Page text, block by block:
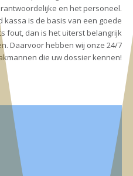
en het personeel.
kassa is de basis van een goede
fout, dan is het uiterst belangrijk
Daarvoor hebben wij onze 24/7
die uw dossier kennen!